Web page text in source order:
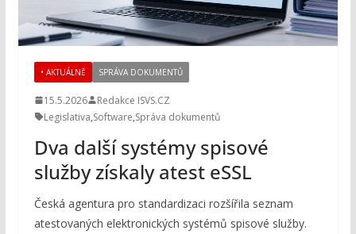
• AKTUÁLNĚ SPRÁVA DOKUMENTŮ
15.5.2026
Redakce ISVS.CZ
Legislativa,Software,Správa dokumentů
Dva další systémy spisové
služby získaly atest eSSL
Česká agentura pro standardizaci rozšířila seznam
atestovaných elektronických systémů spisové služby.